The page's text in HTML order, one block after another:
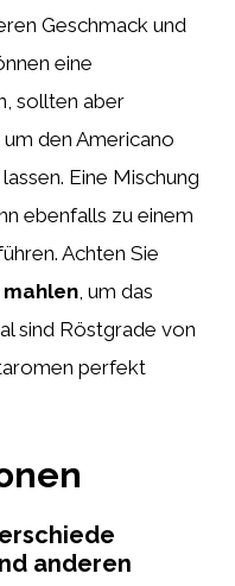
Geschmack und
eine
sollten aber
den Americano
Eine Mischung
ebenfalls zu einem
Achten Sie
, um das
sind Röstgrade von
perfekt
anderen